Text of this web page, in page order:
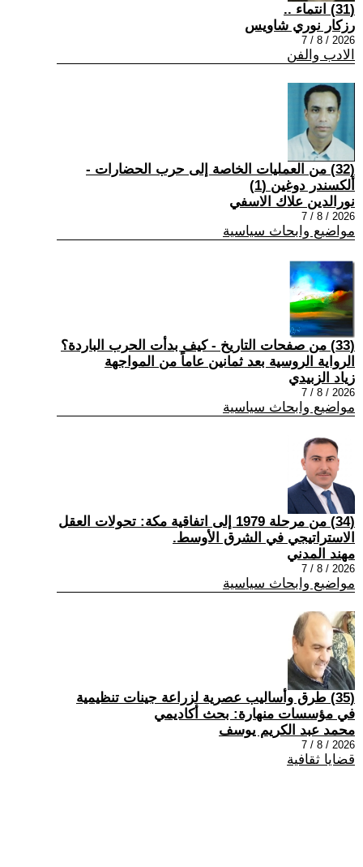
(31) انتماء ..
رزكار نوري شاويس
2026 / 8 / 7
الادب والفن
(32) من العمليات الخاصة إلى حرب الحضارات -
ألكسندر دوغين (1)
نورالدين علاك الاسفي
2026 / 8 / 7
مواضيع وابحاث سياسية
(33) من صفحات التاريخ - كيف بدأت الحرب الباردة؟
الرواية الروسية بعد ثمانين عاماً من المواجهة
زياد الزبيدي
2026 / 8 / 7
مواضيع وابحاث سياسية
(34) من مرحلة 1979 إلى اتفاقية مكة: تحولات العقل
الاستراتيجي في الشرق الأوسط.
مهند المدني
2026 / 8 / 7
مواضيع وابحاث سياسية
(35) طرق وأساليب عصرية لزراعة جينات تنظيمية
في مؤسسات منهارة: بحث أكاديمي
محمد عبد الكريم يوسف
2026 / 8 / 7
قضايا ثقافية